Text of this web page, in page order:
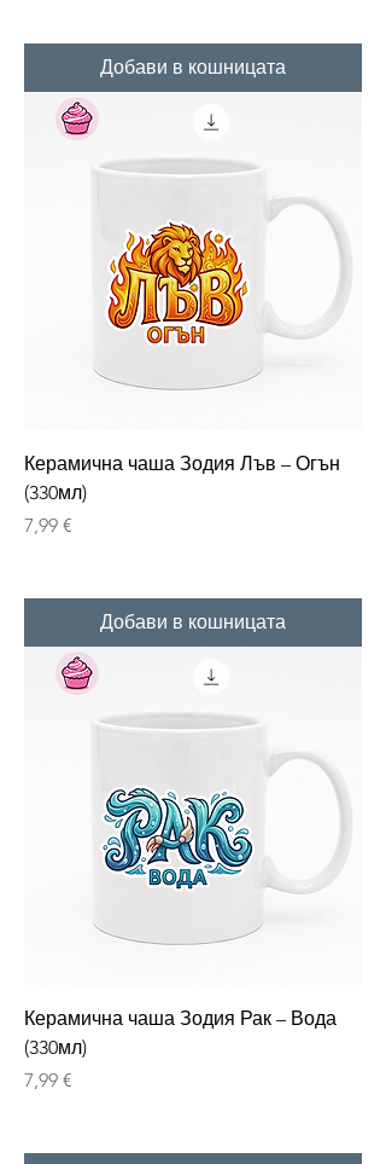
Добави в кошницата
Керамична чаша Зодия Лъв – Огън
(330мл)
Цена
7,99 €
Добави в кошницата
Керамична чаша Зодия Рак – Вода
(330мл)
Цена
7,99 €